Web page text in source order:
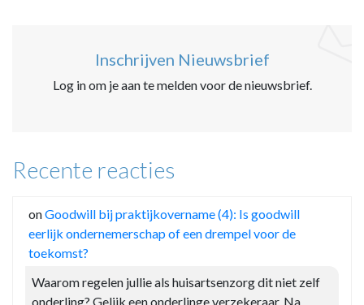
Inschrijven Nieuwsbrief
Log in om je aan te melden voor de nieuwsbrief.
Recente reacties
onGoodwill bij praktijkovername (4): Is goodwill
eerlijk ondernemerschap of een drempel voor de
toekomst?
Waarom regelen jullie als huisartsenzorg dit niet zelf
onderling? Gelijk een onderlinge verzekeraar. Na